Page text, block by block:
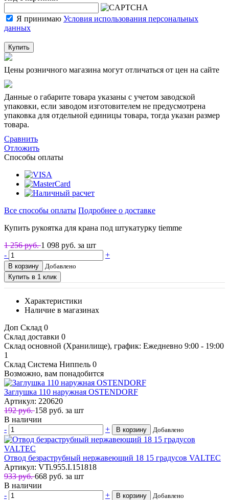
Я принимаю Условия использования персональных
данных
Купить
Цены розничного магазина могут отличаться от цен на сайте
Данные о габарите товара указаны с учетом заводской
упаковки, если заводом изготовителем не предусмотрена
упаковка для отдельной единицы товара, тогда указан размер
товара.
Сравнить
Отложить
Способы оплаты
Все способы оплаты Подробнее о доставке
Купить рукоятка для крана под штукатурку tiemme
1 256 руб.1 098 руб. за шт
-
+
В корзину
Добавлено
Купить в 1 клик
Характеристики
Наличие в магазинах
Доп Склад 0
Склад доставки 0
Склад основной (Хранилище), график: Ежедневно 9:00 - 19:00
1
Склад Система Ниппель 0
Возможно, вам понадобится
Заглушка 110 наружная OSTENDORF
Артикул: 220620
192 руб.158 руб. за шт
В наличии
-
+ В корзину Добавлено
Отвод безраструбный нержавеющий 18 15 градусов VALTEC
Артикул: VTi.955.I.151818
933 руб.668 руб. за шт
В наличии
-
+ В корзину Добавлено